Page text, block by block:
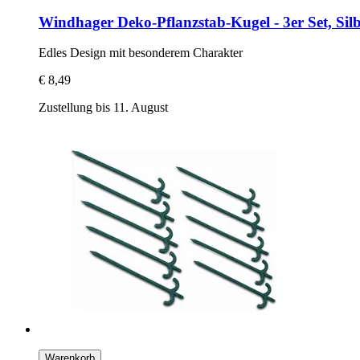
Windhager Deko-​Pflanzstab-​Kugel -​ 3er Set,
Edles Design mit besonderem Charakter
€ 8,49
Zustellung bis 11. August